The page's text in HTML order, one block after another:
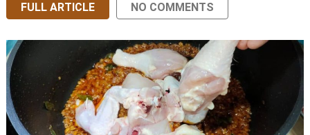
FULL ARTICLE NO COMMENTS